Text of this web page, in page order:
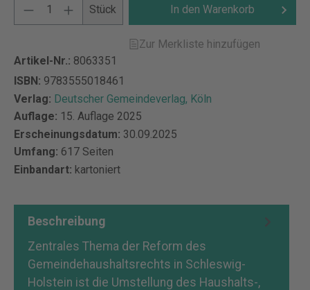
Stück In den Warenkorb
Zur Merkliste hinzufügen
Artikel-Nr.: 8063351
ISBN: 9783555018461
Verlag: Deutscher Gemeindeverlag, Köln
Auflage: 15. Auflage 2025
Erscheinungsdatum: 30.09.2025
Umfang: 617 Seiten
Einbandart: kartoniert
Beschreibung
Zentrales Thema der Reform des
Gemeindehaushaltsrechts in Schleswig-
Holstein ist die Umstellung des Haushalts-,